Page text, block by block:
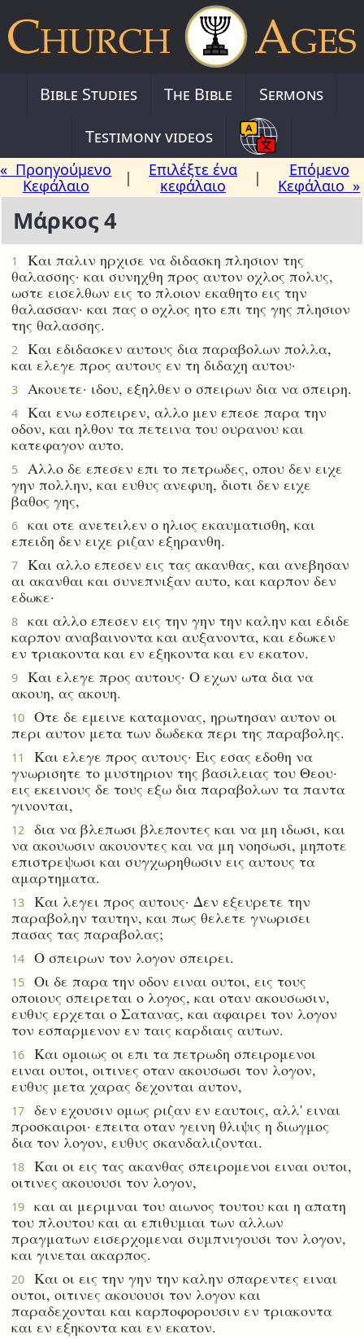
Bible Studies The Bible
Sermons
Testimony videos
« Προηγούμενο
Κεφάλαιο
|
Επιλέξτε ένα
κεφάλαιο
|
Επόμενο
Κεφάλαιο »
Μάρκος 4
1
Και παλιν ηρχισε να διδασκη πλησιον της
θαλασσης· και συνηχθη προς αυτον οχλος πολυς,
ωστε εισελθων εις το πλοιον εκαθητο εις την
θαλασσαν· και πας ο οχλος ητο επι της γης πλησιον
της θαλασσης.
2
Και εδιδασκεν αυτους δια παραβολων πολλα,
και ελεγε προς αυτους εν τη διδαχη αυτου·
3 Ακουετε· ιδου, εξηλθεν ο σπειρων δια να σπειρη.
4
Και ενω εσπειρεν, αλλο μεν επεσε παρα την
οδον, και ηλθον τα πετεινα του ουρανου και
κατεφαγον αυτο.
5
Αλλο δε επεσεν επι το πετρωδες, οπου δεν ειχε
γην πολλην, και ευθυς ανεφυη, διοτι δεν ειχε
βαθος γης,
6
και οτε ανετειλεν ο ηλιος εκαυματισθη, και
επειδη δεν ειχε ριζαν εξηρανθη.
7
Και αλλο επεσεν εις τας ακανθας, και ανεβησαν
αι ακανθαι και συνεπνιξαν αυτο, και καρπον δεν
εδωκε·
8
και αλλο επεσεν εις την γην την καλην και εδιδε
καρπον αναβαινοντα και αυξανοντα, και εδωκεν
εν τριακοντα και εν εξηκοντα και εν εκατον.
9
Και ελεγε προς αυτους· Ο εχων ωτα δια να
ακουη, ας ακουη.
10
Οτε δε εμεινε καταμονας, ηρωτησαν αυτον οι
περι αυτον μετα των δωδεκα περι της παραβολης.
11
Και ελεγε προς αυτους· Εις εσας εδοθη να
γνωρισητε το μυστηριον της βασιλειας του Θεου·
εις εκεινους δε τους εξω δια παραβολων τα παντα
γινονται,
12
δια να βλεπωσι βλεποντες και να μη ιδωσι, και
να ακουωσιν ακουοντες και να μη νοησωσι, μηποτε
επιστρεψωσι και συγχωρηθωσιν εις αυτους τα
αμαρτηματα.
13
Και λεγει προς αυτους· Δεν εξευρετε την
παραβολην ταυτην, και πως θελετε γνωρισει
πασας τας παραβολας;
14 Ο σπειρων τον λογον σπειρει.
15
Οι δε παρα την οδον ειναι ουτοι, εις τους
οποιους σπειρεται ο λογος, και οταν ακουσωσιν,
ευθυς ερχεται ο Σατανας, και αφαιρει τον λογον
τον εσπαρμενον εν ταις καρδιαις αυτων.
16
Και ομοιως οι επι τα πετρωδη σπειρομενοι
ειναι ουτοι, οιτινες οταν ακουσωσι τον λογον,
ευθυς μετα χαρας δεχονται αυτον,
17
δεν εχουσιν ομως ριζαν εν εαυτοις, αλλ' ειναι
προσκαιροι· επειτα οταν γεινη θλιψις η διωγμος
δια τον λογον, ευθυς σκανδαλιζονται.
18
Και οι εις τας ακανθας σπειρομενοι ειναι ουτοι,
οιτινες ακουουσι τον λογον,
19
και αι μεριμναι του αιωνος τουτου και η απατη
του πλουτου και αι επιθυμιαι των αλλων
πραγματων εισερχομεναι συμπνιγουσι τον λογον,
και γινεται ακαρπος.
20
Και οι εις την γην την καλην σπαρεντες ειναι
ουτοι, οιτινες ακουουσι τον λογον και
παραδεχονται και καρποφορουσιν εν τριακοντα
και εν εξηκοντα και εν εκατον.